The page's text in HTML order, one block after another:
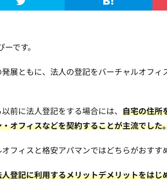
です。
展ともに、法人の登記をバーチャルオフィ
前に法人登記をする場合には、 自宅の住所
オフィスなどを契約することが主流でした
フィスと格安アパマンではどちらがおすす
登記に利用するメリットデメリットをはじ